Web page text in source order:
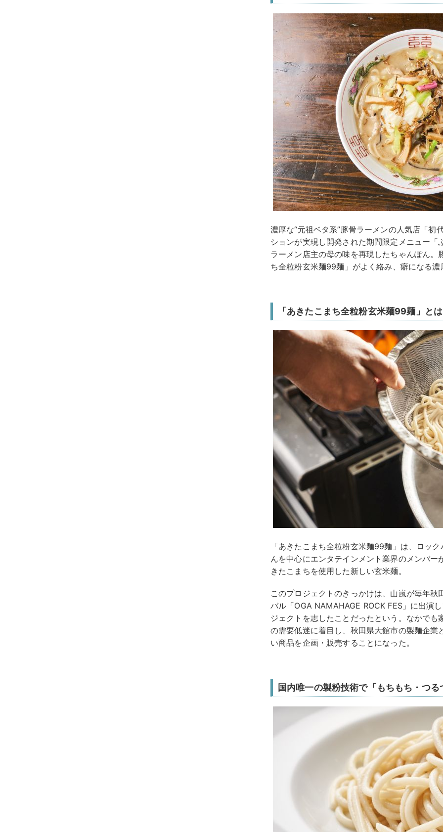
濃厚な“元祖ベタ系”豚骨ラーメンの人気店「
ションが実現し開発された期間限定メニュー
ラーメン店主の母の味を再現したちゃんぽん
ち全粒粉玄米麺99麺」がよく絡み、癖になる
「あきたこまち全粒粉玄米麺99麺」とは
「あきたこまち全粒粉玄米麺99麺」は、ロッ
んを中心にエンタテインメント業界のメンバ
きたこまちを使用した新しい玄米麺。
このプロジェクトのきっかけは、山嵐が毎年
バル「OGA NAMAHAGE ROCK FES」に出演
ジェクトを志したことだったという。なかで
の需要低迷に着目し、秋田県大館市の製麺企業
い商品を企画・販売することになった。
国内唯一の製粉技術で「もちもち・つる